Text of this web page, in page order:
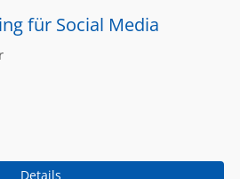
für Social Media
Details